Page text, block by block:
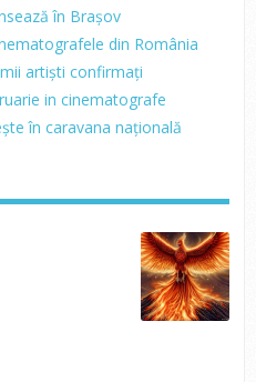
în Brașov
din România
artiști confirmați
in cinematografe
în caravana națională